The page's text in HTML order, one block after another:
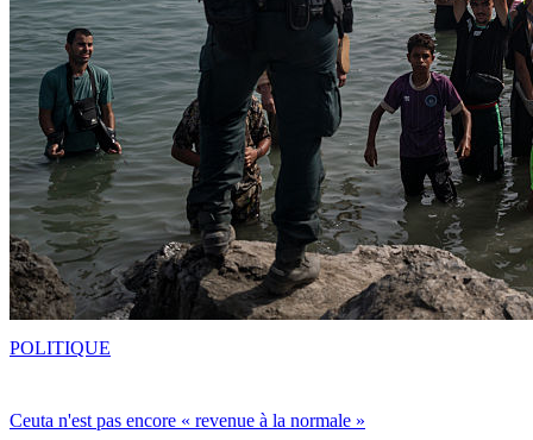
Ceuta n'est pas encore « revenue à la normale »
POLITIQUE